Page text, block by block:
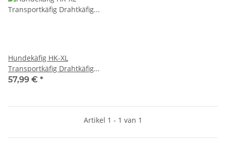
Hundekäfig HK-XL
Transportkäfig Drahtkäfig
Transportbox Käfig
57,99 € *
Artikel 1 - 1 van 1